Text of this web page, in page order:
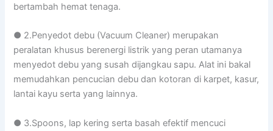
bertambah hemat tenaga.
● 2.Penyedot debu (Vacuum Cleaner) merupakan
peralatan khusus berenergi listrik yang peran utamanya
menyedot debu yang susah dijangkau sapu. Alat ini bakal
memudahkan pencucian debu dan kotoran di karpet, kasur,
lantai kayu serta yang lainnya.
● 3.Spoons, lap kering serta basah efektif mencuci